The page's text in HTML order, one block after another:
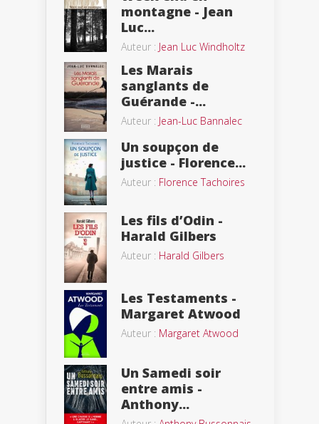
montagne - Jean
Luc...
Auteur : Jean Luc Windholtz
Les Marais
sanglants de
Guérande -...
Auteur : Jean-Luc Bannalec
Un soupçon de
justice - Florence...
Auteur : Florence Tachoires
Les fils d’Odin -
Harald Gilbers
Auteur : Harald Gilbers
Les Testaments -
Margaret Atwood
Auteur : Margaret Atwood
Un Samedi soir
entre amis -
Anthony...